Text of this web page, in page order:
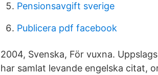
Pensionsavgift sverige
Publicera pdf facebook
2004, Svenska, För vuxna.
har samlat levande engelska citat,